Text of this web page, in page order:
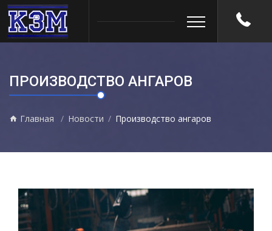
ПРОИЗВОДСТВО АНГАРОВ
Главная Новости Производство ангаров